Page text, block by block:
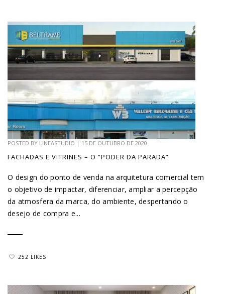
POSTED BY LINEASTUDIO | 15 DE OUTUBRO DE 2020
FACHADAS E VITRINES – O “PODER DA PARADA”
O design do ponto de venda na arquitetura comercial tem
o objetivo de impactar, diferenciar, ampliar a percepção
da atmosfera da marca, do ambiente, despertando o
desejo de compra e...
252 LIKES